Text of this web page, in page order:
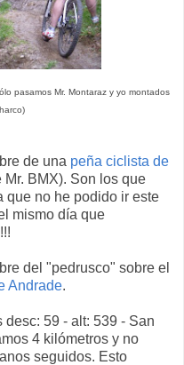
pasamos Mr. Montaraz y yo montados
de una peña ciclista de
BMX). Son los que
que no he podido ir este
mismo día que
del "pedrusco" sobre el
Andrade.
desc: 59 - alt: 539 - San
4 kilómetros y no
seguidos. Esto